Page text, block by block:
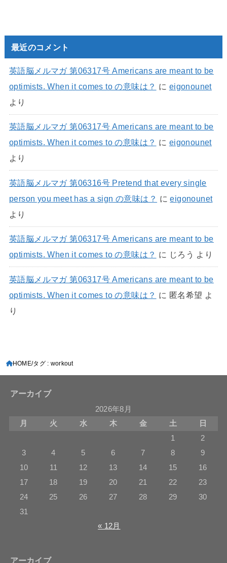
最近のコメント
英語脳メルマガ 第06317号 Americans are meant to be
optimists. When it comes to の意味は？ に eigonounet
より
英語脳メルマガ 第06317号 Americans are meant to be
optimists. When it comes to の意味は？ に eigonounet
より
英語脳メルマガ 第06316号 Pretend that every single
person you meet has a sign の意味は？ にeigonounet
より
英語脳メルマガ 第06317号 Americans are meant to be
optimists. When it comes to の意味は？ に じろう より
英語脳メルマガ 第06317号 Americans are meant to be
optimists. When it comes to の意味は？ に 匿名希望 よ
り
HOME タグ : workout
アーカイブ
2026年8月
月
火 水 木 金 土
日
1
2
3
4 5 6 7 8
9
10
11 12 13 14 15
16
17
18 19 20 21 22
23
24
25 26 27 28 29
30
31
« 12月
アーカイブ